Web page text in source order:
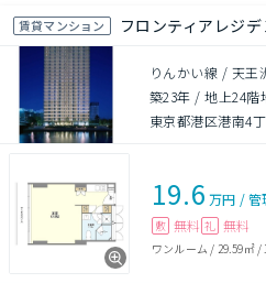
賃貸マンション フロンティアレジ
りんかい線 / 天王
築23年 /地上24階
東京都港区港南4
19.6 万円 /管
敷 無料 礼 無料
ワンルーム / 29.59㎡/